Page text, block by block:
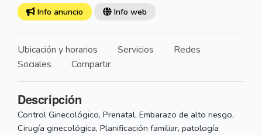
Info anuncio Info web
Ubicación y horarios Servicios
Redes
Sociales
Compartir
Descripción
Control Ginecológico, Prenatal, Embarazo de alto riesgo,
Cirugía ginecológica, Planificación familiar, patología